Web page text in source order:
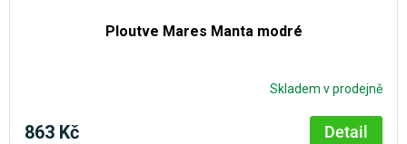
Ploutve Mares Manta modré
Skladem v prodejně
863 Kč Detail